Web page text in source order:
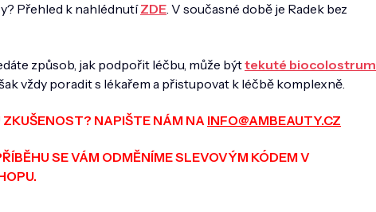
Přehled k nahlédnutíZDE. V současné době je Radek bez
způsob, jak podpořit léčbu, může býttekuté biocolostrum
vždy poradit s lékařem a přistupovat k léčbě komplexně.
NAPIŠTE NÁM NA INFO@AMBEAUTY.CZ
SE VÁM ODMĚNÍME SLEVOVÝM KÓDEM V